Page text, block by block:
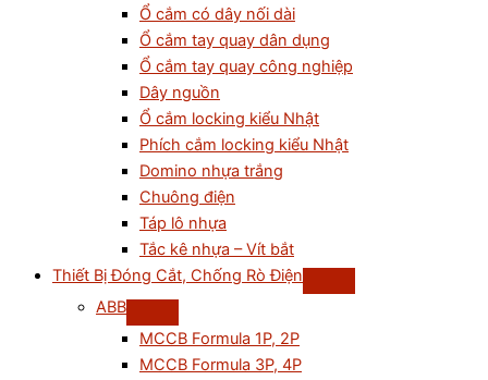
Ổ cắm có dây nối dài
Ổ cắm tay quay dân dụng
Ổ cắm tay quay công nghiệp
Dây nguồn
Ổ cắm locking kiểu Nhật
Phích cắm locking kiểu Nhật
Domino nhựa trắng
Chuông điện
Táp lô nhựa
Tắc kê nhựa – Vít bắt
Thiết Bị Đóng Cắt, Chống Rò Điện
ABB
MCCB Formula 1P, 2P
MCCB Formula 3P, 4P